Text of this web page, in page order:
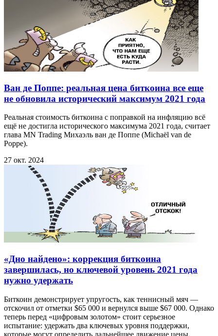
Ван де Поппе: реальная цена биткоина все еще
не обновила исторический максимум 2021 года
Реальная стоимость биткоина с поправкой на инфляцию всё
ещё не достигла исторического максимума 2021 года, считает
глава MN Trading Михаэль ван де Поппе (Michaël van de
Poppe).
27 окт. 2024
«Дно найдено»: коррекция биткоина
завершилась, но ключевой уровень 2021 года
нужно удержать
Биткоин демонстрирует упругость, как теннисный мяч —
отскочил от отметки $65 000 и вернулся выше $67 000. Однако
теперь перед «цифровым золотом» стоит серьезное
испытание: удержать два ключевых уровня поддержки,
которые могут определить дальнейшее движение цены.